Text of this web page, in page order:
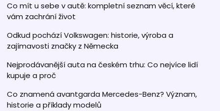
Co mít u sebe v autě: kompletní seznam věcí, které
vám zachrání život
Odkud pochází Volkswagen: historie, výroba a
zajímavosti značky z Německa
Nejprodávanější auta na českém trhu: Co nejvíce lidí
kupuje a proč
Co znamená avantgarda Mercedes-Benz? Význam,
historie a příklady modelů